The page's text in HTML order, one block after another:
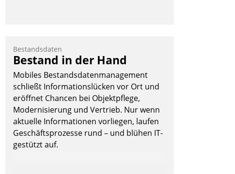
Bestandsdaten
Bestand in der Hand
Mobiles Bestandsdatenmanagement
schließt Informationslücken vor Ort und
eröffnet Chancen bei Objektpflege,
Modernisierung und Vertrieb. Nur wenn
aktuelle Informationen vorliegen, laufen
Geschäftsprozesse rund – und blühen IT-
gestützt auf.